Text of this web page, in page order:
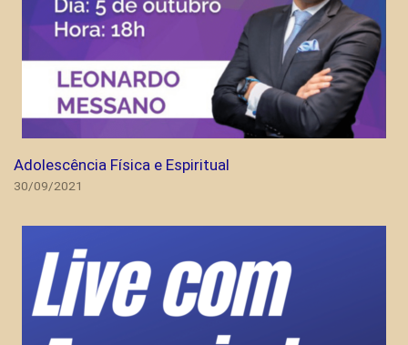
Adolescência Física e Espiritual
30/09/2021